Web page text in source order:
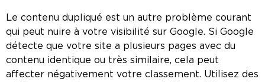
Le contenu dupliqué est un autre problème courant
qui peut nuire à votre visibilité sur Google. Si Google
détecte que votre site a plusieurs pages avec du
contenu identique ou très similaire, cela peut
affecter négativement votre classement. Utilisez des